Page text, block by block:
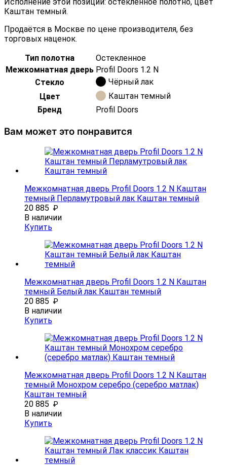
Исполнение этой позиции: остеклённое полотно, цвет
Каштан темный.
Продаётся в Москве по цене производителя, без
торговых наценок.
Тип полотна
Остекленное
Межкомнатная дверь Profil Doors 1.2 N
Стекло
Чёрный лак
Цвет
Каштан темный
Бренд
Profil Doors
Вам может это понравится
Межкомнатная дверь Profil Doors 1.2 N Каштан
темный Перламутровый лак Каштан темный
20 885 ₽
В наличии
Купить
Межкомнатная дверь Profil Doors 1.2 N Каштан
темный Белый лак Каштан темный
20 885 ₽
В наличии
Купить
Межкомнатная дверь Profil Doors 1.2 N Каштан
темный Монохром серебро (серебро матлак)
Каштан темный
20 885 ₽
В наличии
Купить